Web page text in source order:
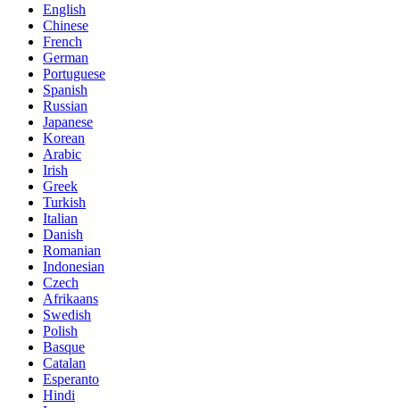
English
Chinese
French
German
Portuguese
Spanish
Russian
Japanese
Korean
Arabic
Irish
Greek
Turkish
Italian
Danish
Romanian
Indonesian
Czech
Afrikaans
Swedish
Polish
Basque
Catalan
Esperanto
Hindi